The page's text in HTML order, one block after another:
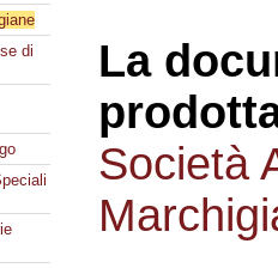
di
La
Società